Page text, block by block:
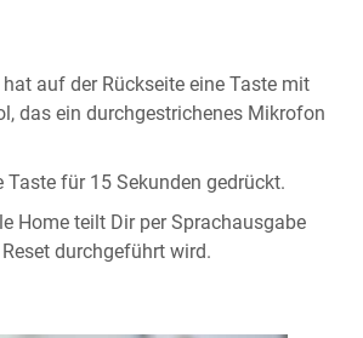
hat auf der Rückseite eine Taste mit
das ein durchgestrichenes Mikrofon
Taste für 15 Sekunden gedrückt.
Home teilt Dir per Sprachausgabe
durchgeführt wird.